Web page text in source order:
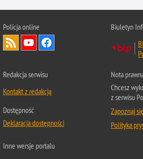
Policja online
Biuletyn
Redakcja serwisu
Kontakt z redakcją
Dostępność
Deklaracja dostępności
Nota
Chcesz
z serwisu
Zapoznaj
Polityka
Inne wersje portalu